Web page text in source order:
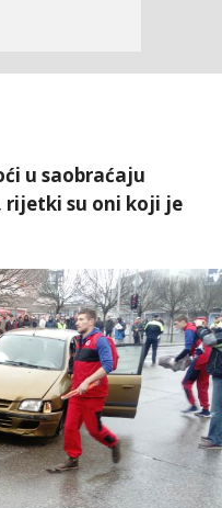
u saobraćaju
rijetki su oni koji je